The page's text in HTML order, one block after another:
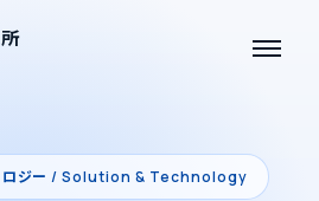
ロジー / Solution & Technology